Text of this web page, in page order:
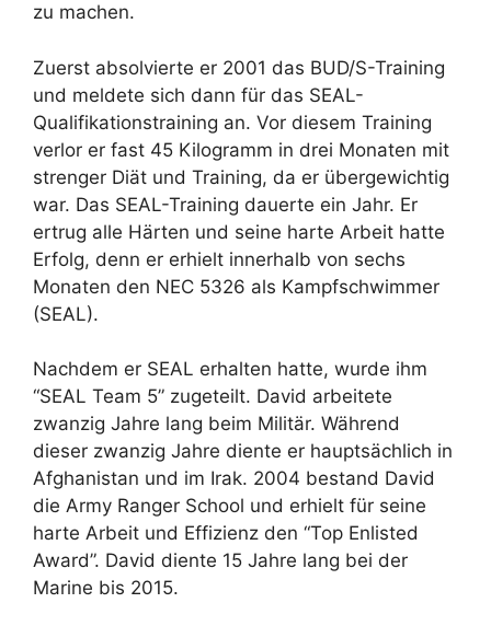
zu machen.
Zuerst absolvierte er 2001 das BUD/S-Training
und meldete sich dann für das SEAL-
Qualifikationstraining an. Vor diesem Training
verlor er fast 45 Kilogramm in drei Monaten mit
strenger Diät und Training, da er übergewichtig
war. Das SEAL-Training dauerte ein Jahr. Er
ertrug alle Härten und seine harte Arbeit hatte
Erfolg, denn er erhielt innerhalb von sechs
Monaten den NEC 5326 als Kampfschwimmer
(SEAL).
Nachdem er SEAL erhalten hatte, wurde ihm
“SEAL Team 5” zugeteilt. David arbeitete
zwanzig Jahre lang beim Militär. Während
dieser zwanzig Jahre diente er hauptsächlich in
Afghanistan und im Irak. 2004 bestand David
die Army Ranger School und erhielt für seine
harte Arbeit und Effizienz den “Top Enlisted
Award”. David diente 15 Jahre lang bei der
Marine bis 2015.